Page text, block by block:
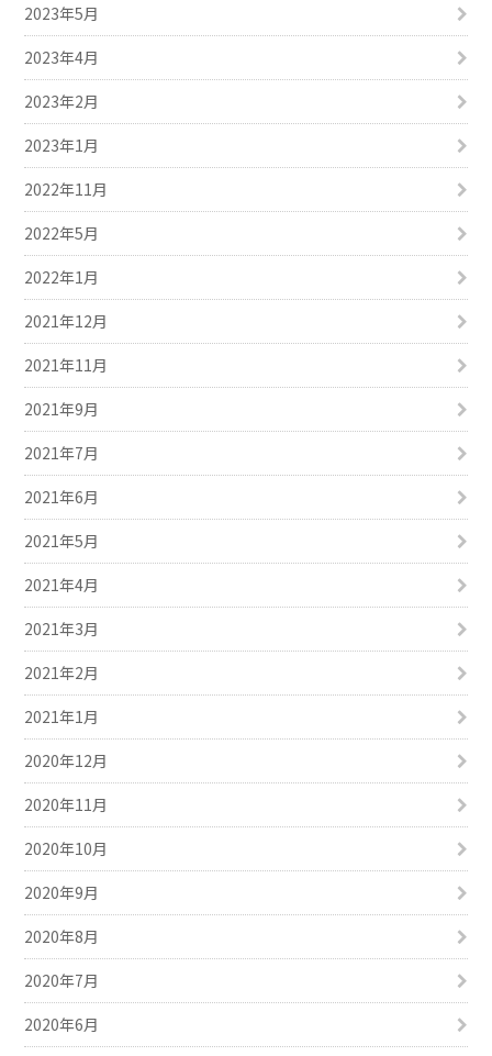
2023年5月
2023年4月
2023年2月
2023年1月
2022年11月
2022年5月
2022年1月
2021年12月
2021年11月
2021年9月
2021年7月
2021年6月
2021年5月
2021年4月
2021年3月
2021年2月
2021年1月
2020年12月
2020年11月
2020年10月
2020年9月
2020年8月
2020年7月
2020年6月